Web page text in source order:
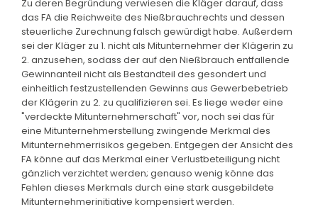
Zu deren Begründung verwiesen die Kläger darauf, dass
das FA die Reichweite des Nießbrauchrechts und dessen
steuerliche Zurechnung falsch gewürdigt habe. Außerdem
sei der Kläger zu 1. nicht als Mitunternehmer der Klägerin zu
2. anzusehen, sodass der auf den Nießbrauch entfallende
Gewinnanteil nicht als Bestandteil des gesondert und
einheitlich festzustellenden Gewinns aus Gewerbebetrieb
der Klägerin zu 2. zu qualifizieren sei. Es liege weder eine
"verdeckte Mitunternehmerschaft" vor, noch sei das für
eine Mitunternehmerstellung zwingende Merkmal des
Mitunternehmerrisikos gegeben. Entgegen der Ansicht des
FA könne auf das Merkmal einer Verlustbeteiligung nicht
gänzlich verzichtet werden; genauso wenig könne das
Fehlen dieses Merkmals durch eine stark ausgebildete
Mitunternehmerinitiative kompensiert werden.